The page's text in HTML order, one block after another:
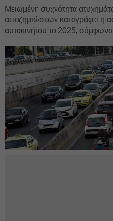
Μειωμένη συχνότητα
αποζημιώσεων καταγράφει η
αυτοκινήτου το 2025,